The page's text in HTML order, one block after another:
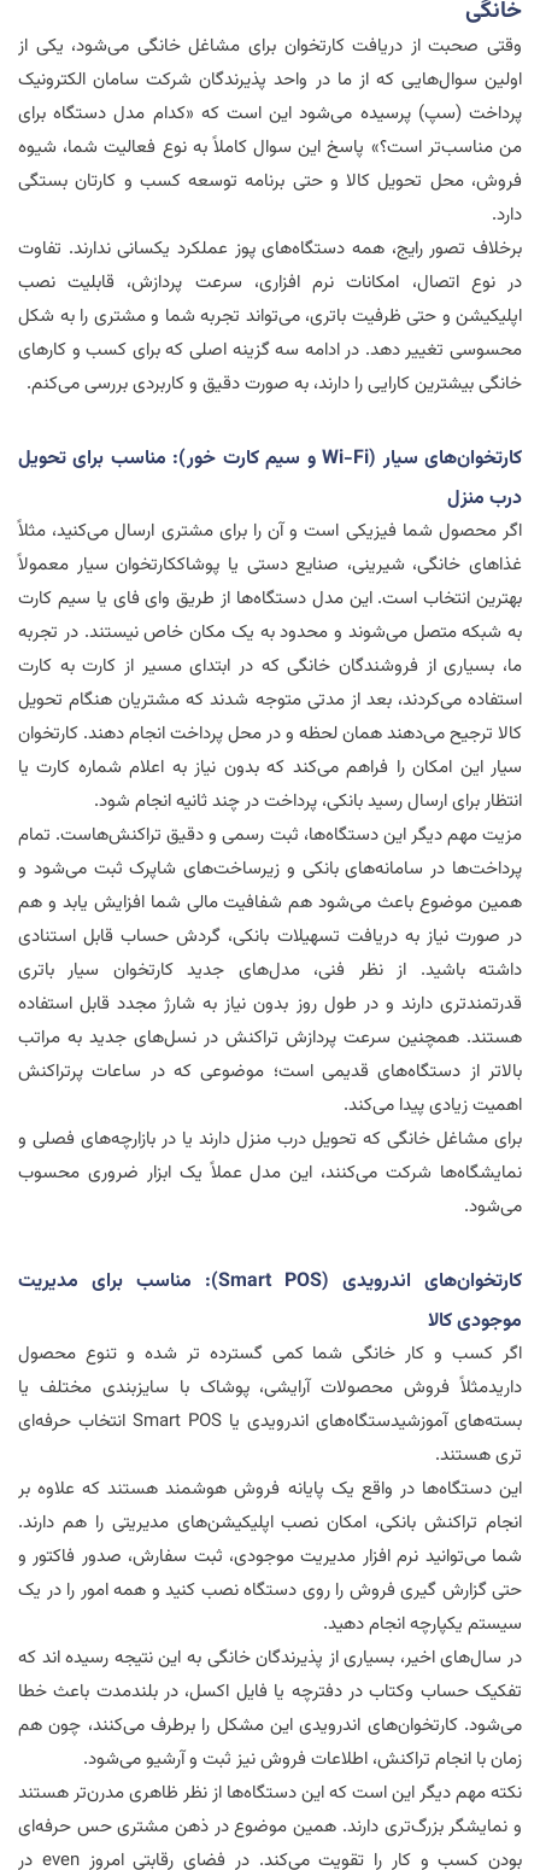
خانگی
وقتی صحبت از دریافت کارتخوان برای مشاغل خانگی می‌شود، یکی از
اولین سوال‌هایی که از ما در واحد پذیرندگان شرکت سامان الکترونیک
پرداخت (سپ) پرسیده می‌شود این است که «کدام مدل دستگاه برای
من مناسب‌تر است؟» پاسخ این سوال کاملاً به نوع فعالیت شما، شیوه
فروش، محل تحویل کالا و حتی برنامه توسعه کسب و کارتان بستگی
دارد.
برخلاف تصور رایج، همه دستگاه‌های پوز عملکرد یکسانی ندارند. تفاوت
در نوع اتصال، امکانات نرم افزاری، سرعت پردازش، قابلیت نصب
اپلیکیشن و حتی ظرفیت باتری، می‌تواند تجربه شما و مشتری را به شکل
محسوسی تغییر دهد. در ادامه سه گزینه اصلی که برای کسب و کارهای
خانگی بیشترین کارایی را دارند، به صورت دقیق و کاربردی بررسی می‌کنم.
کارتخوان‌های سیار (Wi-Fiو سیم کارت خور): مناسب برای تحویل
درب منزل
اگر محصول شما فیزیکی است و آن را برای مشتری ارسال می‌کنید، مثلاً
غذاهای خانگی، شیرینی، صنایع دستی یا پوشاککارتخوان سیار معمولاً
بهترین انتخاب است. این مدل دستگاه‌ها از طریق وای فای یا سیم کارت
به شبکه متصل می‌شوند و محدود به یک مکان خاص نیستند. در تجربه
ما، بسیاری از فروشندگان خانگی که در ابتدای مسیر از کارت به کارت
استفاده می‌کردند، بعد از مدتی متوجه شدند که مشتریان هنگام تحویل
کالا ترجیح می‌دهند همان لحظه و در محل پرداخت انجام دهند. کارتخوان
سیار این امکان را فراهم می‌کند که بدون نیاز به اعلام شماره کارت یا
انتظار برای ارسال رسید بانکی، پرداخت در چند ثانیه انجام شود.
مزیت مهم دیگر این دستگاه‌ها، ثبت رسمی و دقیق تراکنش‌هاست. تمام
پرداخت‌ها در سامانه‌های بانکی و زیرساخت‌های شاپرک ثبت می‌شود و
همین موضوع باعث می‌شود هم شفافیت مالی شما افزایش یابد و هم
در صورت نیاز به دریافت تسهیلات بانکی، گردش حساب قابل استنادی
داشته باشید. از نظر فنی، مدل‌های جدید کارتخوان سیار باتری
قدرتمندتری دارند و در طول روز بدون نیاز به شارژ مجدد قابل استفاده
هستند. همچنین سرعت پردازش تراکنش در نسل‌های جدید به مراتب
بالاتر از دستگاه‌های قدیمی است؛ موضوعی که در ساعات پرتراکنش
اهمیت زیادی پیدا می‌کند.
برای مشاغل خانگی که تحویل درب منزل دارند یا در بازارچه‌های فصلی و
نمایشگاه‌ها شرکت می‌کنند، این مدل عملاً یک ابزار ضروری محسوب
می‌شود.
کارتخوان‌های اندرویدی (Smart POS): مناسب برای مدیریت
موجودی کالا
اگر کسب و کار خانگی شما کمی گسترده تر شده و تنوع محصول
داریدمثلاً فروش محصولات آرایشی، پوشاک با سایزبندی مختلف یا
بسته‌های آموزشیدستگاه‌های اندرویدی یا Smart POS انتخاب حرفه‌ای
تری هستند.
این دستگاه‌ها در واقع یک پایانه فروش هوشمند هستند که علاوه بر
انجام تراکنش بانکی، امکان نصب اپلیکیشن‌های مدیریتی را هم دارند.
شما می‌توانید نرم افزار مدیریت موجودی، ثبت سفارش، صدور فاکتور و
حتی گزارش گیری فروش را روی دستگاه نصب کنید و همه امور را در یک
سیستم یکپارچه انجام دهید.
در سال‌های اخیر، بسیاری از پذیرندگان خانگی به این نتیجه رسیده اند که
تفکیک حساب وکتاب در دفترچه یا فایل اکسل، در بلندمدت باعث خطا
می‌شود. کارتخوان‌های اندرویدی این مشکل را برطرف می‌کنند، چون هم
زمان با انجام تراکنش، اطلاعات فروش نیز ثبت و آرشیو می‌شود.
نکته مهم دیگر این است که این دستگاه‌ها از نظر ظاهری مدرن‌تر هستند
و نمایشگر بزرگ‌تری دارند. همین موضوع در ذهن مشتری حس حرفه‌ای
بودن کسب و کار را تقویت می‌کند. در فضای رقابتی امروزeven در